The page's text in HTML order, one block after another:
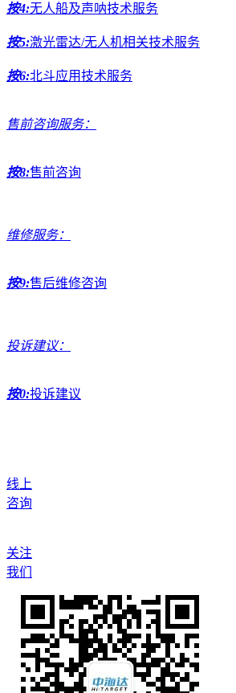
按4:无人船及声呐技术服务
按5:激光雷达/无人机相关技术服务
按6:北斗应用技术服务
售前咨询服务：
按8:售前咨询
维修服务：
按9:售后维修咨询
投诉建议：
按0:投诉建议
线上
咨询
关注
我们